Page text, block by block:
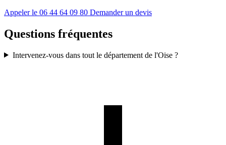
Appeler le 06 44 64 09 80 Demander un devis
Questions fréquentes
Intervenez-vous dans tout le département de l'Oise ?